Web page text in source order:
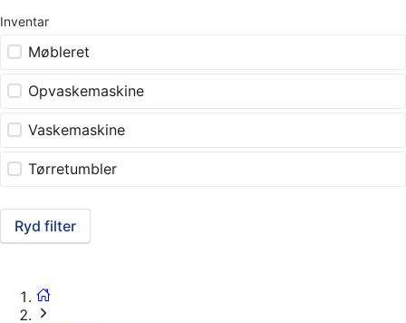
Inventar
Møbleret
Opvaskemaskine
Vaskemaskine
Tørretumbler
Ryd filter